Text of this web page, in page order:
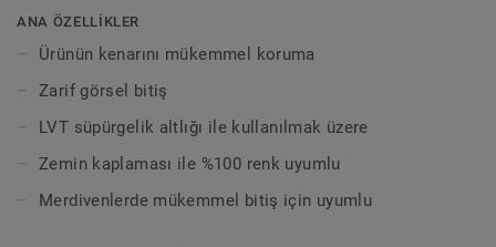
yapıştırılmalıdır.
ANA ÖZELLİKLER
Ürünün kenarını mükemmel koruma
Zarif görsel bitiş
LVT süpürgelik altlığı ile kullanılmak üzere
Zemin kaplaması ile %100 renk uyumlu
Merdivenlerde mükemmel bitiş için uyumlu